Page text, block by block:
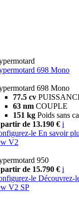
698 Mono
698 Mono
77.5 cv
63 nm COUPLE
151 kg Poids sans
de 13.190 € i
le En savoir
V2
950
de 15.790 € i
le Découvrez-
V2 SP